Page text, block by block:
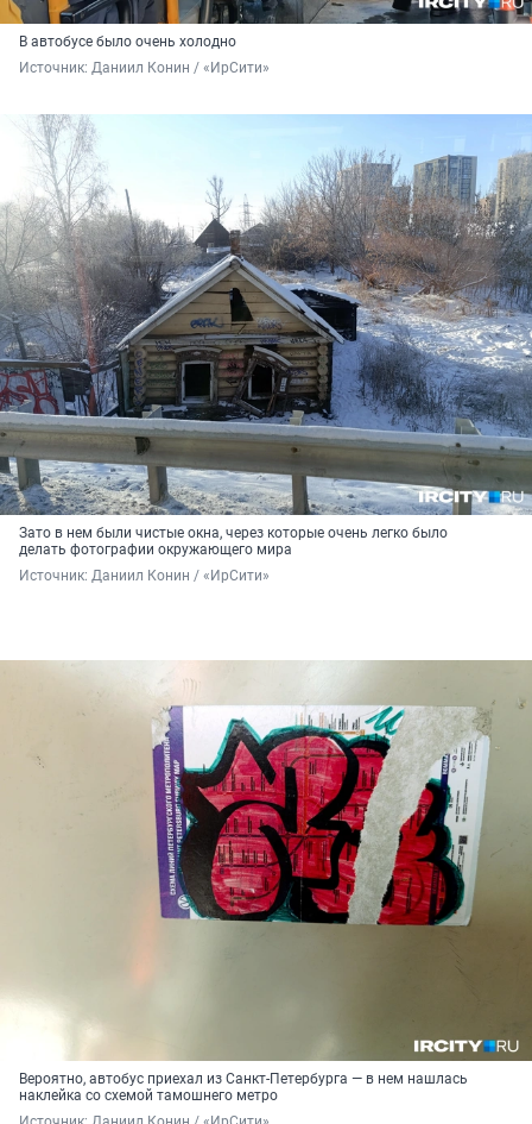
В автобусе было очень холодно
Источник: Даниил Конин / «ИрСити»
Зато в нем были чистые окна, через которые очень легко было
делать фотографии окружающего мира
Источник: Даниил Конин / «ИрСити»
Вероятно, автобус приехал из Санкт-Петербурга — в нем нашлась
наклейка со схемой тамошнего метро